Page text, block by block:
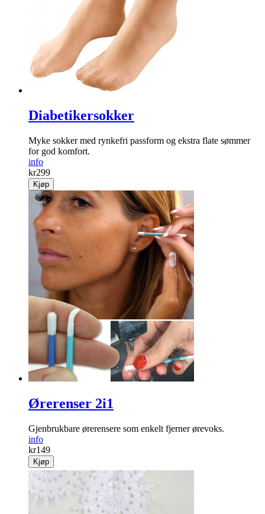
Diabetikersokker
Myke sokker med rynke­fri passform og ekstra flate sømmer
for god komfort.
info
kr299
Kjøp
Ørerenser 2i1
Gjenbrukbare ørerensere som enkelt fjerner ørevoks.
info
kr149
Kjøp